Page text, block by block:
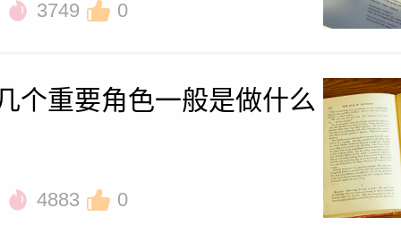
3749 0
个重要角色一般是做什么
4883 0